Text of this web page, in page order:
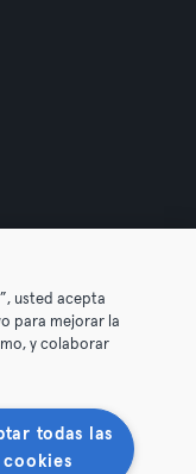
rights reserved.
contratos aquí
usted acepta
para mejorar la
y colaborar
todas las
cookies